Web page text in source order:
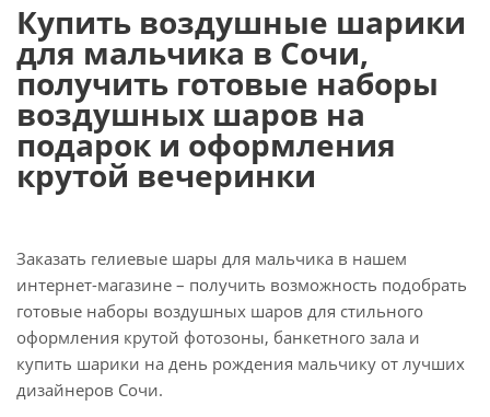
Купить воздушные шарики
для мальчика в Сочи,
получить готовые наборы
воздушных шаров на
подарок и оформления
крутой вечеринки
Заказать гелиевые шары для мальчика в нашем
интернет-магазине – получить возможность подобрать
готовые наборы воздушных шаров для стильного
оформления крутой фотозоны, банкетного зала и
купить шарики на день рождения мальчику от лучших
дизайнеров Сочи.